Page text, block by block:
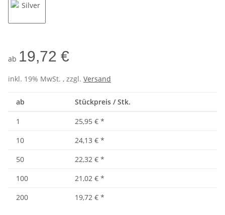
ab 19,72 €
inkl. 19% MwSt. , zzgl. Versand
ab Stückpreis / Stk.
1 25,95 € *
10
24,13 € *
50
22,32 € *
100
21,02 € *
200
19,72 € *